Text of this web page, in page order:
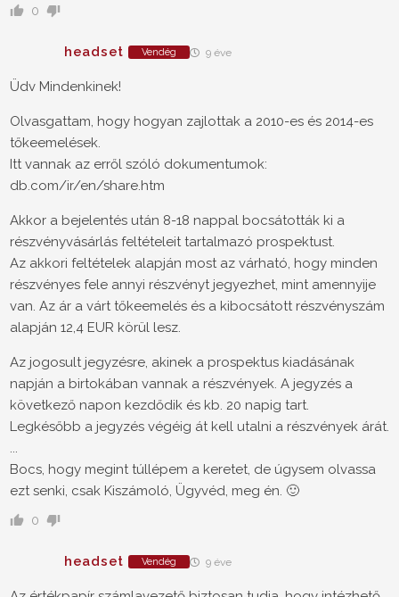
0
headset Vendég 9 éve
Üdv Mindenkinek!
Olvasgattam, hogy hogyan zajlottak a 2010-es és 2014-es
tőkeemelések.
Itt vannak az erről szóló dokumentumok:
db.com/ir/en/share.htm
Akkor a bejelentés után 8-18 nappal bocsátották ki a
részvényvásárlás feltételeit tartalmazó prospektust.
Az akkori feltételek alapján most az várható, hogy minden
részvényes fele annyi részvényt jegyezhet, mint amennyije
van. Az ár a várt tőkeemelés és a kibocsátott részvényszám
alapján 12,4 EUR körül lesz.
Az jogosult jegyzésre, akinek a prospektus kiadásának
napján a birtokában vannak a részvények. A jegyzés a
következő napon kezdődik és kb. 20 napig tart.
Legkésőbb a jegyzés végéig át kell utalni a részvények árát.
...
Bocs, hogy megint túllépem a keretet, de úgysem olvassa
ezt senki, csak Kiszámoló, Ügyvéd, meg én. 🙂
0
headset Vendég 9 éve